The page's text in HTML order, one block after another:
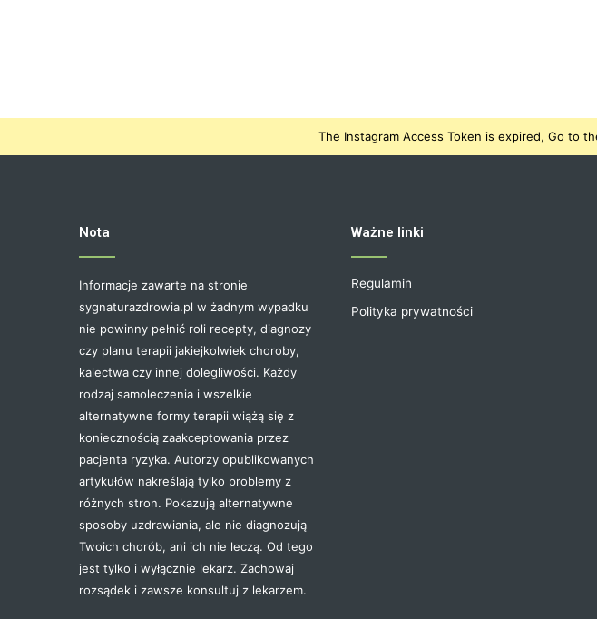
The Instagram Access Token is expired, Go to
Nota
Informacje zawarte na stronie
sygnaturazdrowia.pl w żadnym wypadku
nie powinny pełnić roli recepty, diagnozy
czy planu terapii jakiejkolwiek choroby,
kalectwa czy innej dolegliwości. Każdy
rodzaj samoleczenia i wszelkie
alternatywne formy terapii wiążą się z
koniecznością zaakceptowania przez
pacjenta ryzyka. Autorzy opublikowanych
artykułów nakreślają tylko problemy z
różnych stron. Pokazują alternatywne
sposoby uzdrawiania, ale nie diagnozują
Twoich chorób, ani ich nie leczą. Od tego
jest tylko i wyłącznie lekarz. Zachowaj
rozsądek i zawsze konsultuj z lekarzem.
Ważne linki
Regulamin
Polityka prywatności